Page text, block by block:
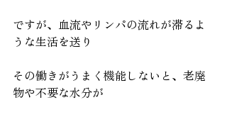
ですが、血流やリンパの流れが滞るよ
うな生活を送り
その働きがうまく機能しないと、老廃
物や不要な水分が